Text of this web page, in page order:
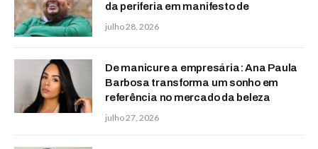
da periferia em manifesto de
julho 28, 2026
De manicure a empresária: Ana Paula
Barbosa transforma um sonho em
referência no mercado da beleza
julho 27, 2026